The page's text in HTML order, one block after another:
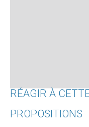
RÉAGIR À
PROPOSITIONS